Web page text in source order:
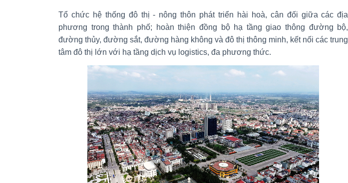
Tổ chức hệ thống đô thị - nông thôn phát triển hài hoà, cân đối giữa các địa
phương trong thành phố; hoàn thiện đồng bộ hạ tầng giao thông đường bộ,
đường thủy, đường sắt, đường hàng không và đô thị thông minh, kết nối các trung
tâm đô thị lớn với hạ tầng dịch vụ logistics, đa phương thức.